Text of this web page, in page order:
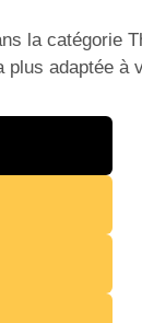
la catégorie
plus adaptée à